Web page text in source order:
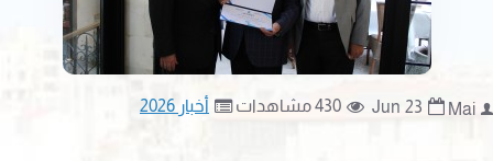
Mai
23
Jun 430 مشاهدات أخبار 2026